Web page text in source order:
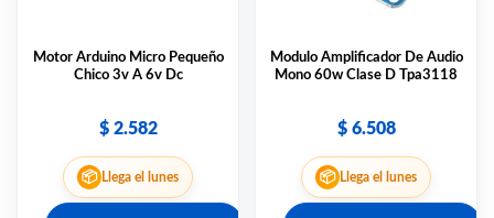
Motor Arduino Micro Pequeño
Chico 3v A 6v Dc
$2.582
📦 Llega el lunes
Modulo Amplificador De Audio
Mono 60w Clase D Tpa3118
$6.508
📦 Llega el lunes